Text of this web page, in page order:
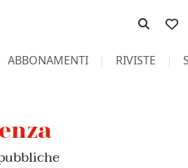
ABBONAMENTI RIVISTE